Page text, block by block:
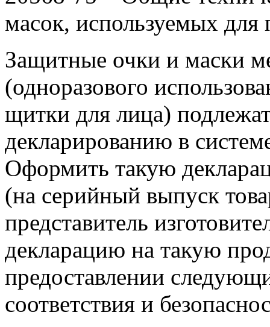
масок, используемых для
Защитные очки и маски
(одноразового
щитки для лица)
декларированию в
Оформить такую
(на серийный выпуск
представитель
декларацию на такую
предоставлении
соответствия и